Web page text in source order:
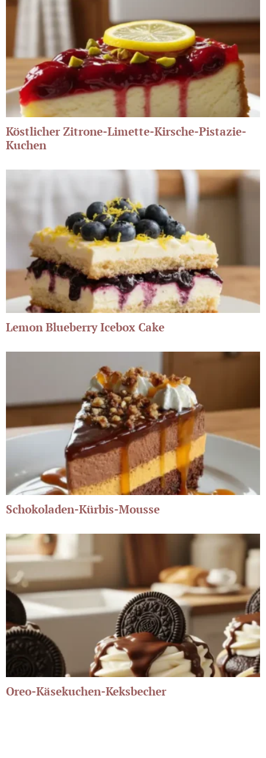
Köstlicher Zitrone-Limette-Kirsche-Pistazie-
Kuchen
Lemon Blueberry Icebox Cake
Schokoladen-Kürbis-Mousse
Oreo-Käsekuchen-Keksbecher